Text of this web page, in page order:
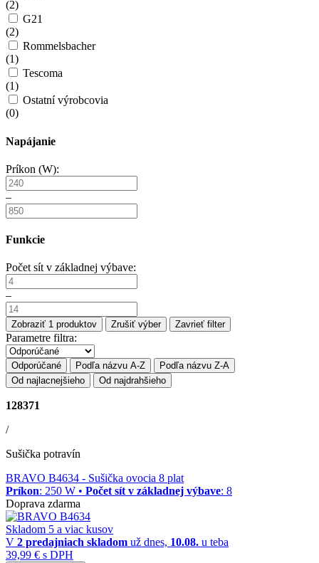
(2)
G21
(2)
Rommelsbacher
(1)
Tescoma
(1)
Ostatní výrobcovia
(0)
Napájanie
Príkon (W):
–
Funkcie
Počet sít v základnej výbave:
–
Zobraziť 1 produktov Zrušiť výber Zavrieť filter
Parametre filtra:
Odporúčané Podľa názvu A-Z
Podľa názvu Z-A
Od najlacnejšieho
Od najdrahšieho
128371
/
Sušička potravín
BRAVO B4634 - Sušička ovocia 8 plat
Príkon: 250 W • Počet sít v základnej výbave: 8
Doprava zdarma
Skladom 5 a viac kusov
V 2 predajniach skladom už dnes, 10.08. u teba
39,99 € s DPH